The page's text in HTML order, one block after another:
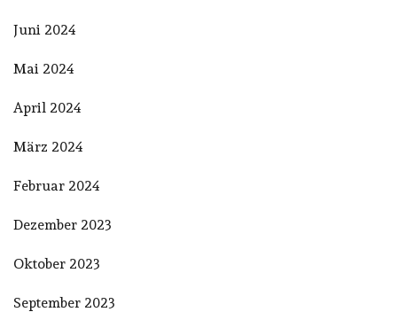
Juni 2024
Mai 2024
April 2024
März 2024
Februar 2024
Dezember 2023
Oktober 2023
September 2023